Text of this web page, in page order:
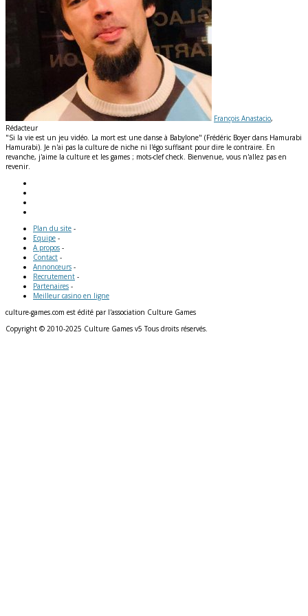
François Anastacio,
Rédacteur
"Si la vie est un jeu vidéo. La mort est une danse à Babylone" (Frédéric Boyer dans Hamurabi
Hamurabi). Je n'ai pas la culture de niche ni l'égo suffisant pour dire le contraire. En
revanche, j'aime la culture et les games ; mots-clef check. Bienvenue, vous n'allez pas en
revenir.
Plan du site -
Equipe -
A propos -
Contact -
Annonceurs -
Recrutement -
Partenaires -
Meilleur casino en ligne
culture-games.com est édité par l'association Culture Games
Copyright © 2010-2025 Culture Games v5 Tous droits réservés.